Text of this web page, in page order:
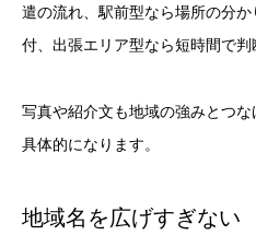
遣の流れ、駅前型なら場所の分
付、出張エリア型なら短時間で判
写真や紹介文も地域の強みとつ
具体的になります。
地域名を広げすぎない